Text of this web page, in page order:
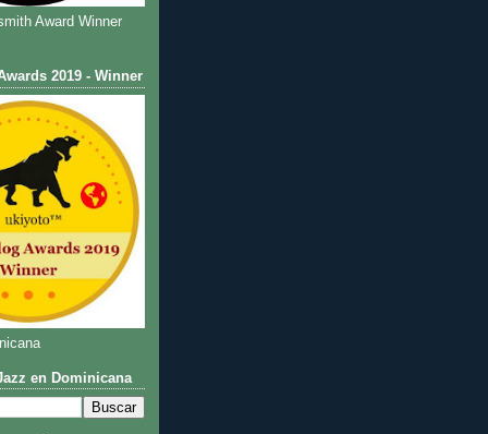
Award Winner
2019 - Winner
en Dominicana